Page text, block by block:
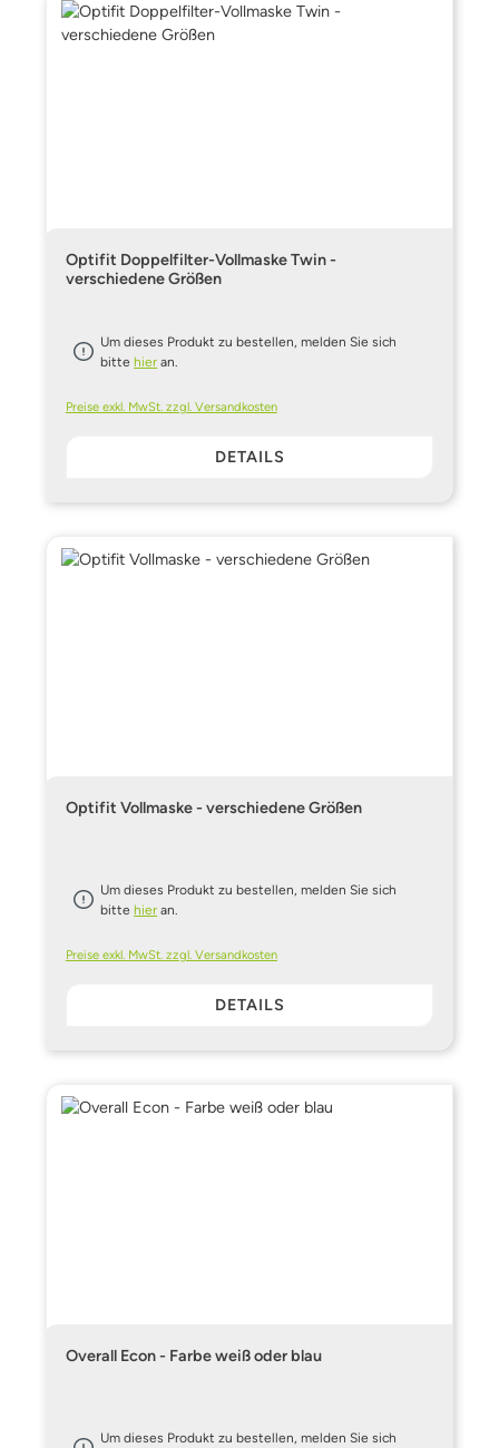
Optifit Doppelfilter-Vollmaske Twin -
verschiedene Größen
Um dieses Produkt zu bestellen, melden Sie sich
bittehier an.
Preise exkl. MwSt. zzgl. Versandkosten
DETAILS
Optifit Vollmaske - verschiedene Größen
Um dieses Produkt zu bestellen, melden Sie sich
bittehier an.
Preise exkl. MwSt. zzgl. Versandkosten
DETAILS
Overall Econ - Farbe weiß oder blau
Um dieses Produkt zu bestellen, melden Sie sich